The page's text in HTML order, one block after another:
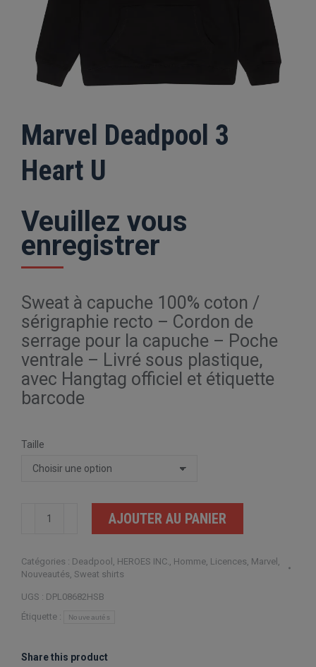
Marvel Deadpool 3
Heart U
Veuillez vous
enregistrer
Sweat à capuche 100% coton /
sérigraphie recto – Cordon de
serrage pour la capuche – Poche
ventrale – Livré sous plastique,
avec Hangtag officiel et étiquette
barcode
Taille
quantité
Deadpool
3
Heart
U
AJOUTER AU PANIER
Catégories : Deadpool , HEROES INC., Homme, Licences, Marvel ,
Nouveautés, Sweat shirts
UGS : DPL08682HSB
Étiquette :
Nouveautés
Share this product